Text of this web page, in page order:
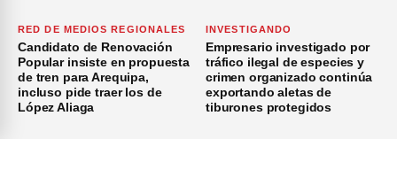
RED DE MEDIOS REGIONALES
Candidato de Renovación
Popular insiste en propuesta
de tren para Arequipa,
incluso pide traer los de
López Aliaga
INVESTIGANDO
Empresario investigado por
tráfico ilegal de especies y
crimen organizado continúa
exportando aletas de
tiburones protegidos